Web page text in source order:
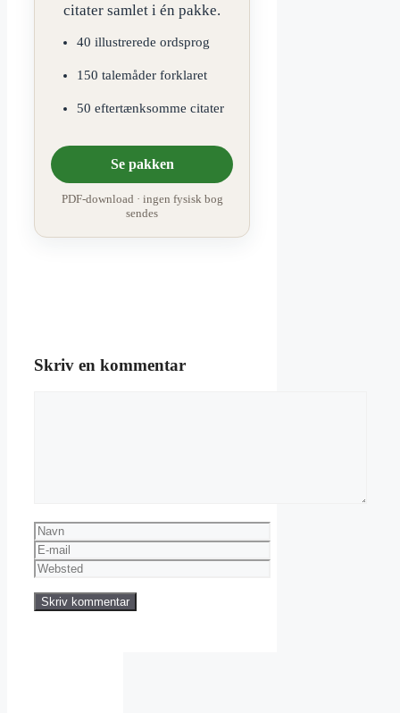
citater samlet i én pakke.
40 illustrerede ordsprog
150 talemåder forklaret
50 eftertænksomme citater
Se pakken
PDF-download · ingen fysisk bog
sendes
Skriv en kommentar
Navn
E-
mail
Websted